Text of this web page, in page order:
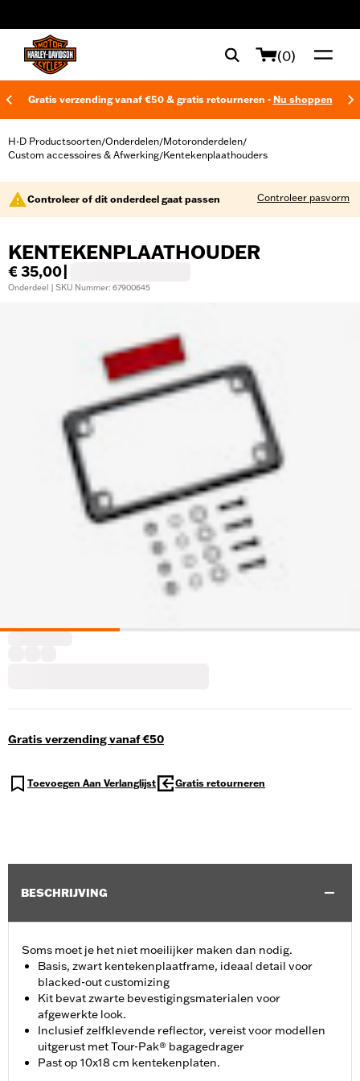
(0)
Gratis verzending vanaf €50 & gratis retourneren - Nu shoppen
H-D Productsoorten/Onderdelen/Motoronderdelen/
Custom accessoires & Afwerking/Kentekenplaathouders
Controleer of dit onderdeel gaat passen Controleer pasvorm
KENTEKENPLAATHOUDER
€ 35,00
Onderdeel | SKU Nummer: 67900645
Gratis verzending vanaf €50
Toevoegen Aan Verlanglijst Gratis retourneren
BESCHRIJVING
Soms moet je het niet moeilijker maken dan nodig.
Basis, zwart kentekenplaatframe, ideaal detail voor
blacked-out customizing
Kit bevat zwarte bevestigingsmaterialen voor
afgewerkte look.
Inclusief zelfklevende reflector, vereist voor modellen
uitgerust met Tour-Pak® bagagedrager
Past op 10x18 cm kentekenplaten.